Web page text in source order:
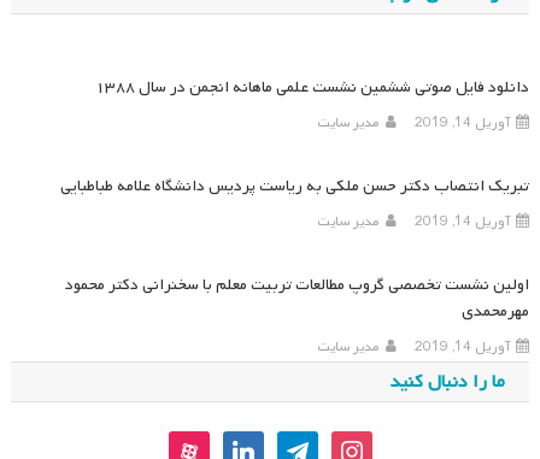
دانلود فایل صوتی ششمین نشست علمی ماهانه انجمن در سال ۱۳۸۸
آوریل 14, 2019 مدیر سایت
تبریک انتصاب دکتر حسن ملکی به ریاست پردیس دانشگاه علامه طباطبایی
آوریل 14, 2019 مدیر سایت
اولین نشست تخصصی گروپ مطالعات تربیت معلم با سخنرانی دکتر محمود
مهرمحمدی
آوریل 14, 2019 مدیر سایت
ما را دنبال کنید
instagram
telegram
linkedin
aparat